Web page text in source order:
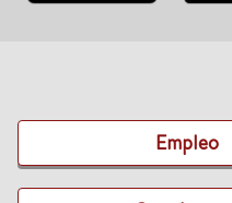
Empleo